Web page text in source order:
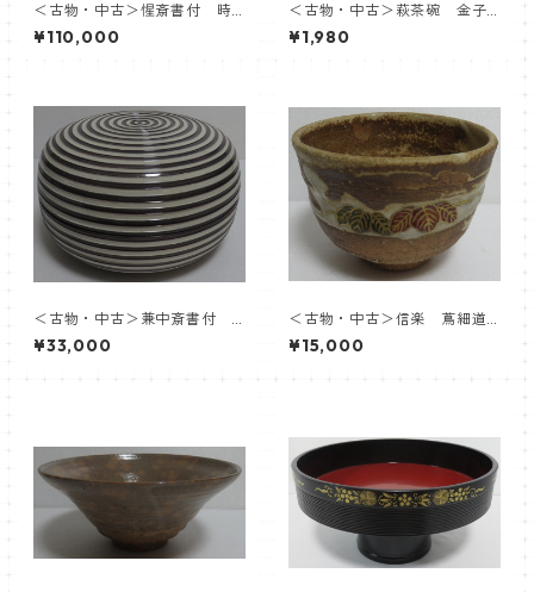
＜古物・中古＞惺斎書付 時
代 竹組炭斗 内張応需：飛
来一閑
¥110,000
＜古物・中古＞萩茶碗 金子
松延
¥1,980
＜古物・中古＞兼中斎書付
膳所焼 交趾釉 筋糸目喰籠 陽
炎園
¥33,000
＜古物・中古＞信楽 蔦細道
茶盌 徳力孫三郎
¥15,000